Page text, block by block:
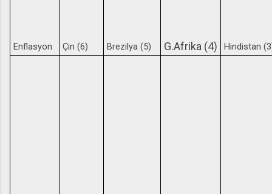
Enflasyon Çin (6) Brezilya (5) G.Afrika (4) Hindistan